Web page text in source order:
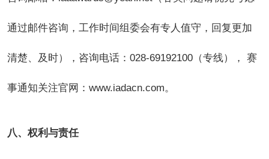
通过邮件咨询，工作时间组委会有专人值守，回复更加
清楚、及时），咨询电话：028-69192100（专线）， 赛
事通知关注官网：www.iadacn.com。
八、权利与责任